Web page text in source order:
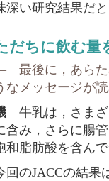
深い研究結果だ
だちに飲む量
最後に，あらた
なメッセージが
牛乳は，さま
含み，さらに腸
和脂肪酸を含ん
回のJACCの結果